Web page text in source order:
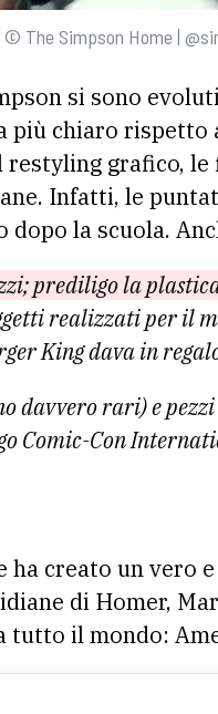
The Simpson Home |
si sono
più chiaro rispetto
restyling grafico,
Infatti, le
dopo la scuola.
prediligo la
realizzati per il
King dava in
davvero rari) e
Comic-Con
ha creato un vero
di Homer,
tutto il mondo: